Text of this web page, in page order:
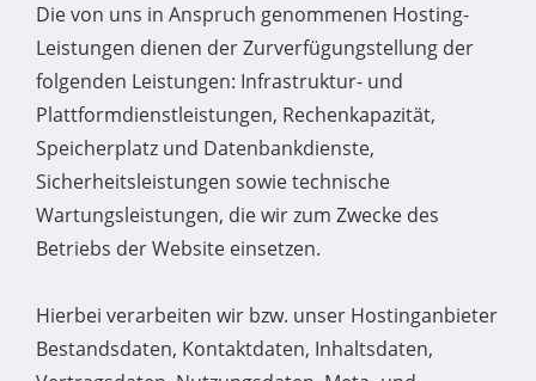
Die von uns in Anspruch genommenen Hosting-
Leistungen dienen der Zurverfügungstellung der
folgenden Leistungen: Infrastruktur- und
Plattformdienstleistungen, Rechenkapazität,
Speicherplatz und Datenbankdienste,
Sicherheitsleistungen sowie technische
Wartungsleistungen, die wir zum Zwecke des
Betriebs der Website einsetzen.
Hierbei verarbeiten wir bzw. unser Hostinganbieter
Bestandsdaten, Kontaktdaten, Inhaltsdaten,